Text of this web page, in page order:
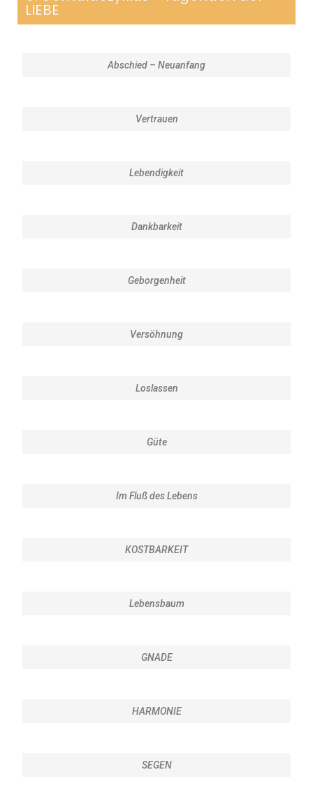
LIEBE
Abschied – Neuanfang
Vertrauen
Lebendigkeit
Dankbarkeit
Geborgenheit
Versöhnung
Loslassen
Güte
Im Fluß des Lebens
KOSTBARKEIT
Lebensbaum
GNADE
HARMONIE
SEGEN